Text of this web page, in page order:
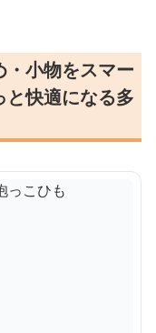
小物をスマー
と快適になる多